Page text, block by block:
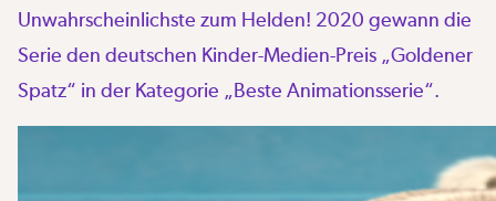
Unwahrscheinlichste zum Helden! 2020 gewann die
Serie den deutschen Kinder-Medien-Preis „Goldener
Spatz“ in der Kategorie „Beste Animationsserie“.